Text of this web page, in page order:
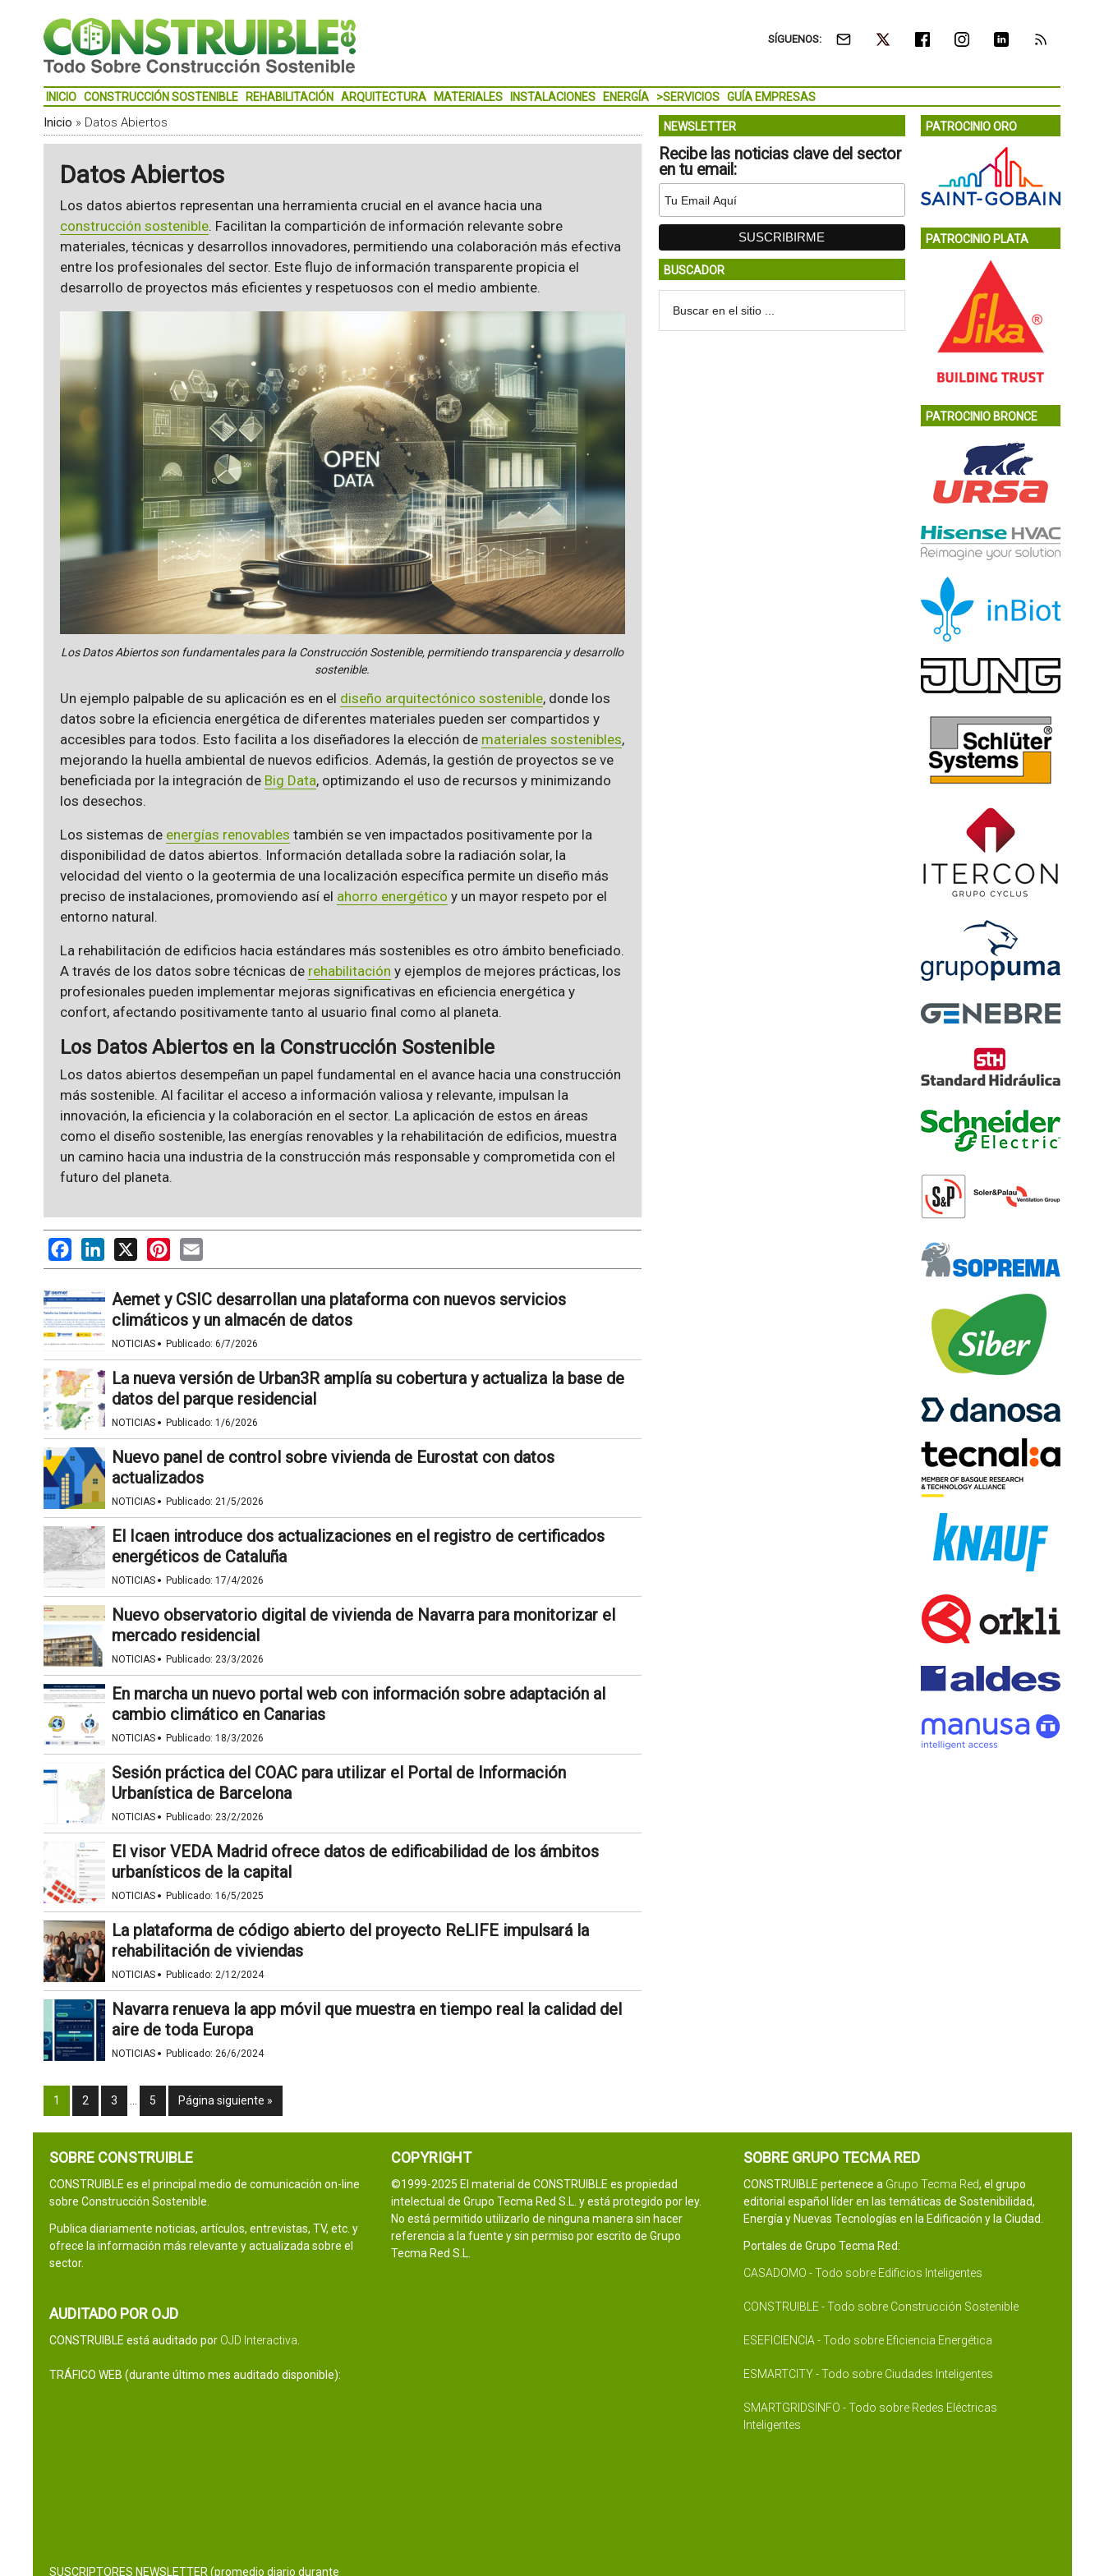
SÍGUENOS:
INICIO CONSTRUCCIÓN SOSTENIBLE REHABILITACIÓN ARQUITECTURA MATERIALES INSTALACIONES ENERGÍA >SERVICIOS GUÍA EMPRESAS
Inicio » Datos Abiertos
Datos Abiertos
Los datos abiertos representan una herramienta crucial en el avance hacia una
construcción sostenible. Facilitan la compartición de información relevante sobre
materiales, técnicas y desarrollos innovadores, permitiendo una colaboración más efectiva
entre los profesionales del sector. Este flujo de información transparente propicia el
desarrollo de proyectos más eficientes y respetuosos con el medio ambiente.
Los Datos Abiertos son fundamentales para la Construcción Sostenible, permitiendo transparencia y desarrollo
sostenible.
Un ejemplo palpable de su aplicación es en el diseño arquitectónico sostenible, donde los
datos sobre la eficiencia energética de diferentes materiales pueden ser compartidos y
accesibles para todos. Esto facilita a los diseñadores la elección de materiales sostenibles,
mejorando la huella ambiental de nuevos edificios. Además, la gestión de proyectos se ve
beneficiada por la integración de Big Data, optimizando el uso de recursos y minimizando
los desechos.
Los sistemas de energías renovables también se ven impactados positivamente por la
disponibilidad de datos abiertos. Información detallada sobre la radiación solar, la
velocidad del viento o la geotermia de una localización específica permite un diseño más
preciso de instalaciones, promoviendo así el ahorro energético y un mayor respeto por el
entorno natural.
La rehabilitación de edificios hacia estándares más sostenibles es otro ámbito beneficiado.
A través de los datos sobre técnicas de rehabilitación y ejemplos de mejores prácticas, los
profesionales pueden implementar mejoras significativas en eficiencia energética y
confort, afectando positivamente tanto al usuario final como al planeta.
Los Datos Abiertos en la Construcción Sostenible
Los datos abiertos desempeñan un papel fundamental en el avance hacia una construcción
más sostenible. Al facilitar el acceso a información valiosa y relevante, impulsan la
innovación, la eficiencia y la colaboración en el sector. La aplicación de estos en áreas
como el diseño sostenible, las energías renovables y la rehabilitación de edificios, muestra
un camino hacia una industria de la construcción más responsable y comprometida con el
futuro del planeta.
FacebookLinkedIn
X PinterestEmail
Aemet y CSIC desarrollan una plataforma con nuevos servicios
climáticos y un almacén de datos
NOTICIAS · Publicado: 6/7/2026
La nueva versión de Urban3R amplía su cobertura y actualiza la base de
datos del parque residencial
NOTICIAS · Publicado: 1/6/2026
Nuevo panel de control sobre vivienda de Eurostat con datos
actualizados
NOTICIAS · Publicado: 21/5/2026
El Icaen introduce dos actualizaciones en el registro de certificados
energéticos de Cataluña
NOTICIAS · Publicado: 17/4/2026
Nuevo observatorio digital de vivienda de Navarra para monitorizar el
mercado residencial
NOTICIAS · Publicado: 23/3/2026
En marcha un nuevo portal web con información sobre adaptación al
cambio climático en Canarias
NOTICIAS · Publicado: 18/3/2026
Sesión práctica del COAC para utilizar el Portal de Información
Urbanística de Barcelona
NOTICIAS · Publicado: 23/2/2026
El visor VEDA Madrid ofrece datos de edificabilidad de los ámbitos
urbanísticos de la capital
NOTICIAS · Publicado: 16/5/2025
La plataforma de código abierto del proyecto ReLIFE impulsará la
rehabilitación de viviendas
NOTICIAS · Publicado: 2/12/2024
Navarra renueva la app móvil que muestra en tiempo real la calidad del
aire de toda Europa
NOTICIAS · Publicado: 26/6/2024
1 2 3 5 Página siguiente »
NEWSLETTER
Recibe las noticias clave del sector
en tu email:
BUSCADOR
PATROCINIO ORO
PATROCINIO PLATA
PATROCINIO BRONCE
SOBRE CONSTRUIBLE
CONSTRUIBLE es el principal medio de comunicación on-line
sobre Construcción Sostenible.
Publica diariamente noticias, artículos, entrevistas, TV, etc. y
ofrece la información más relevante y actualizada sobre el
sector.
AUDITADO POR OJD
CONSTRUIBLE está auditado por OJD Interactiva
TRÁFICO WEB (durante último mes auditado disponible):
SUSCRIPTORES NEWSLETTER (promedio diario durante
COPYRIGHT
©1999-2025 El material de CONSTRUIBLE es propiedad
intelectual de Grupo Tecma Red S.L. y está protegido por ley.
No está permitido utilizarlo de ninguna manera sin hacer
referencia a la fuente y sin permiso por escrito de Grupo
Tecma Red S.L.
SOBRE GRUPO TECMA RED
CONSTRUIBLE pertenece a Grupo Tecma Red, el grupo
editorial español líder en las temáticas de Sostenibilidad,
Energía y Nuevas Tecnologías en la Edificación y la Ciudad.
Portales de Grupo Tecma Red:
CASADOMO - Todo sobre Edificios Inteligentes
CONSTRUIBLE - Todo sobre Construcción Sostenible
ESEFICIENCIA - Todo sobre Eficiencia Energética
ESMARTCITY - Todo sobre Ciudades Inteligentes
SMARTGRIDSINFO - Todo sobre Redes Eléctricas
Inteligentes